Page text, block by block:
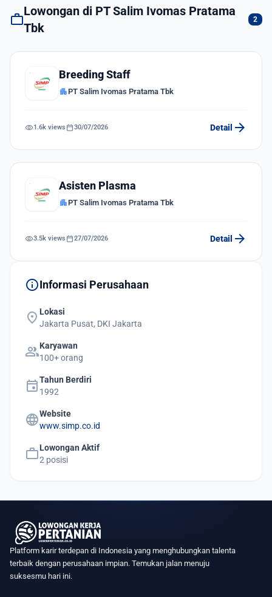
workLowongan di PT Salim Ivomas Pratama
Tbk
2
Breeding Staff
apartmentPT Salim Ivomas Pratama Tbk
visibility1.6k views calendar_today30/07/2026 Detail arrow_forward
Asisten Plasma
apartmentPT Salim Ivomas Pratama Tbk
visibility3.5k views calendar_today27/07/2026 Detail arrow_forward
infoInformasi Perusahaan
location_on Lokasi
Jakarta Pusat, DKI Jakarta
groupKaryawan
100+ orang
eventTahun Berdiri
1992
languageWebsite
www.simp.co.id
workLowongan Aktif
2 posisi
Platform karir terdepan di Indonesia yang menghubungkan talenta
terbaik dengan perusahaan impian. Temukan jalan menuju
suksesmu hari ini.